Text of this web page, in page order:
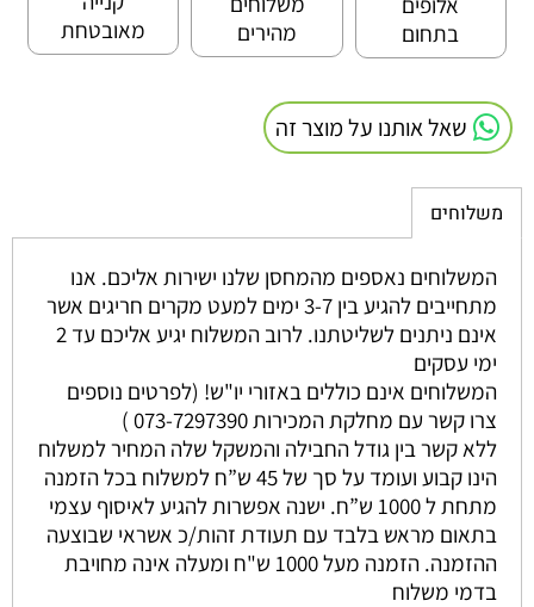
בתחום
מהירים
מאובטחת
שאל אותנו על מוצר זה
משלוחים
המשלוחים נאספים מהמחסן שלנו ישירות אליכם. אנו
מתחייבים להגיע בין 3-7 ימים למעט מקרים חריגים אשר
אינם ניתנים לשליטתנו. לרוב המשלוח יגיע אליכם עד 2
ימי עסקים
המשלוחים אינם כוללים באזורי יו"ש! (לפרטים נוספים
צרו קשר עם מחלקת המכירות 073-7297390 )
ללא קשר בין גודל החבילה והמשקל שלה המחיר למשלוח
הינו קבוע ועומד על סך של 45 ש”ח למשלוח בכל הזמנה
מתחת ל 1000 ש”ח. ישנה אפשרות להגיע לאיסוף עצמי
בתאום מראש בלבד עם תעודת זהות/כ אשראי שבוצעה
ההזמנה. הזמנה מעל 1000 ש"ח ומעלה אינה מחויבת
בדמי משלוח